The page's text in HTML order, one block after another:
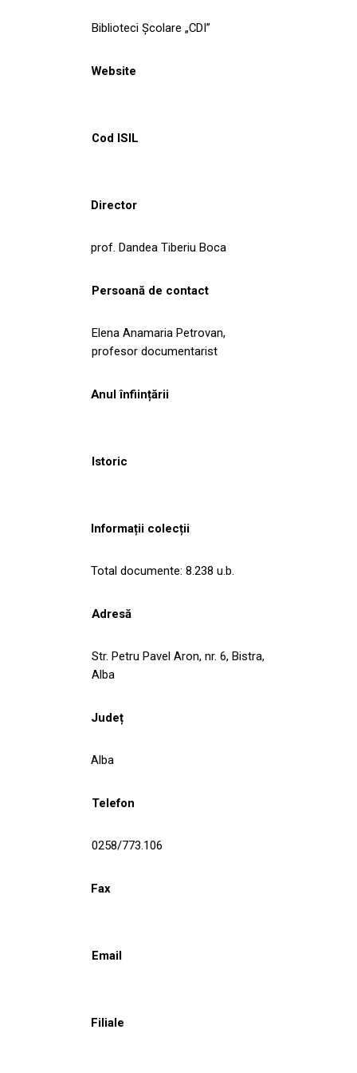
Biblioteci Școlare „CDI”
Website
Cod ISIL
Director
prof. Dandea Tiberiu Boca
Persoană de contact
Elena Anamaria Petrovan,
profesor documentarist
Anul înființării
Istoric
Informații colecții
Total documente: 8.238 u.b.
Adresă
Str. Petru Pavel Aron, nr. 6, Bistra,
Alba
Județ
Alba
Telefon
0258/773.106
Fax
Email
Filiale